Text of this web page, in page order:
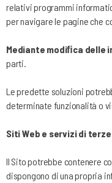
relativi programmi
pernavigarele pagineche
Mediante modiﬁca delle
parti.
Le predette soluzioni
determinate funzionalità o
Siti Web e servizi di
Il Sito potrebbe contenere
dispongono di una propria